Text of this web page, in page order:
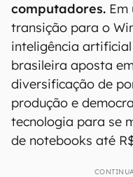
computadores. Em
transição para o
inteligência artificial
brasileira aposta
diversificação de
produção e
tecnologia para se
de notebooks até